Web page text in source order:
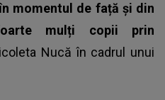
momentul de față și din
mulți copii prin
Nucă în cadrul unui